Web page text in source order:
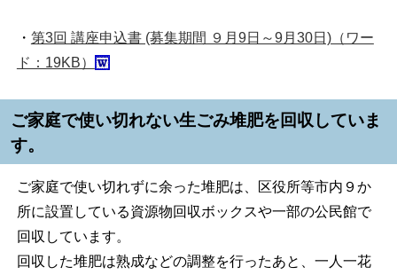
・ 第3回 講座申込書 (募集期間 ９月9日～9月30日)（ワー
ド：19KB）
ご家庭で使い切れない生ごみ堆肥を回収していま
す。
ご家庭で使い切れずに余った堆肥は、区役所等市内９か
所に設置している資源物回収ボックスや一部の公民館で
回収しています。
回収した堆肥は熟成などの調整を行ったあと、一人一花